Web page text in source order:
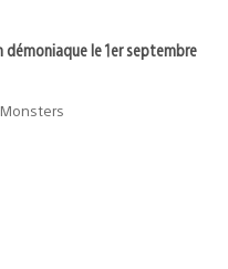
le 1er septembre